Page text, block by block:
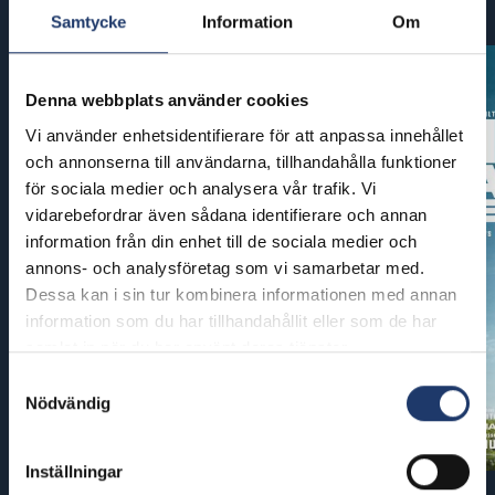
Samtycke Information Om
Denna webbplats använder cookies
Vi använder enhetsidentifierare för att anpassa innehållet
och annonserna till användarna, tillhandahålla funktioner
för sociala medier och analysera vår trafik. Vi
vidarebefordrar även sådana identifierare och annan
information från din enhet till de sociala medier och
annons- och analysföretag som vi samarbetar med.
Dessa kan i sin tur kombinera informationen med annan
information som du har tillhandahållit eller som de har
samlat in när du har använt deras tjänster.
Nödvändig
Inställningar